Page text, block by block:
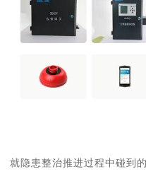
就隐患整治推进过程中碰到